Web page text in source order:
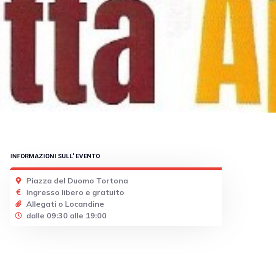
INFORMAZIONI SULL’ EVENTO
Piazza del Duomo Tortona
Ingresso libero e gratuito
Allegati o Locandine
dalle 09:30 alle 19:00